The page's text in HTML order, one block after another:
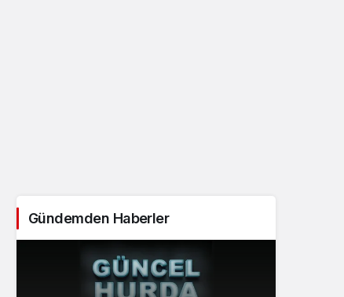
Gündemden Haberler